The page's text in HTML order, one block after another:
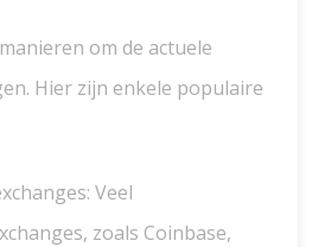
om de actuele
Hier zijn enkele populaire
Veel
zoals Coinbase,